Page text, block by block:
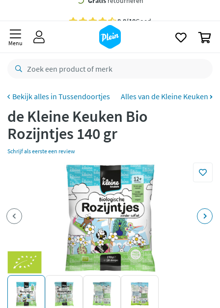
besteld,
retourneren
CO2 neutraal bezorgd
Betaal met Klarna
Menu
Tussendoortjes Alles van de Kleine Keuken
de Kleine Keuken Bio
Rozijntjes 140 gr
Schrijf als eerste een review